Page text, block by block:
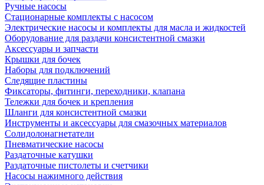
Ручные насосы
Стационарные комплекты с насосом
Электрические насосы и комплекты для масла и жидкостей
Оборудование для раздачи консистентной смазки
Аксессуары и запчасти
Крышки для бочек
Наборы для подключений
Следящие пластины
Фиксаторы, фитинги, переходники, клапана
Тележки для бочек и крепления
Шланги для консистентной смазки
Инструменты и аксессуары для смазочных материалов
Солидолонагнетатели
Пневматические насосы
Раздаточные катушки
Раздаточные пистолеты и счетчики
Насосы нажимного действия